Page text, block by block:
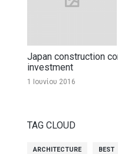
Japan construction
investment
1 Ιουνίου 2016
TAG CLOUD
ARCHITECTURE BEST